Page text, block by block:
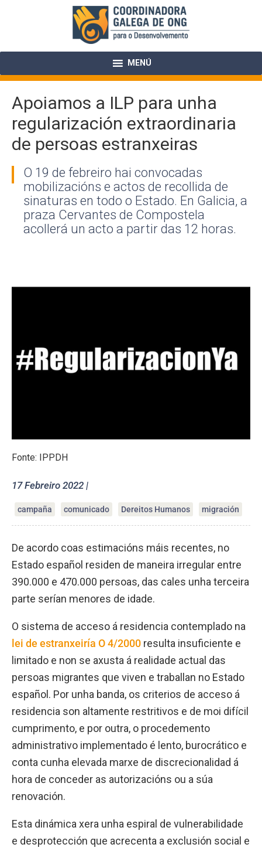
MENÚ
Apoiamos a ILP para unha
regularización extraordinaria
de persoas estranxeiras
O 19 de febreiro hai convocadas
mobilizacións e actos de recollida de
sinaturas en todo o Estado. En Galicia, a
praza Cervantes de Compostela
acollerá un acto a partir das 12 horas.
Fonte: IPPDH
17 Febreiro 2022 |
campaña comunicado Dereitos Humanos migración
De acordo coas estimacións máis recentes, no
Estado español residen de maneira irregular entre
390.000 e 470.000 persoas, das cales unha terceira
parte serían menores de idade.
O sistema de acceso á residencia contemplado na
lei de estranxeiría O 4/2000 resulta insuficiente e
limitado e non se axusta á realidade actual das
persoas migrantes que viven e traballan no Estado
español. Por unha banda, os criterios de acceso á
residencia son altamente restritivos e de moi difícil
cumprimento, e por outra, o procedemento
administrativo implementado é lento, burocrático e
conta cunha elevada marxe de discrecionalidad á
hora de conceder as autorizacións ou a súa
renovación.
Esta dinámica xera unha espiral de vulnerabilidade
e desprotección que acrecenta a exclusión social e